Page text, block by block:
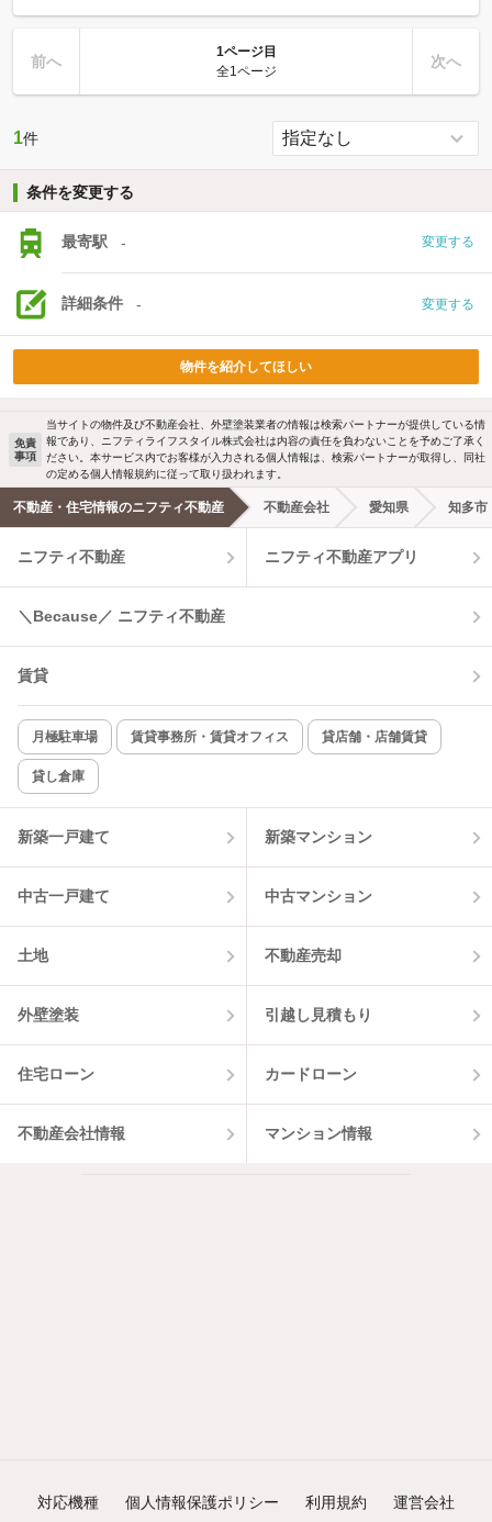
前へ
1ページ目
全1ページ
次へ
1件
条件を変更する
最寄駅 - 変更する
詳細条件 - 変更する
物件を紹介してほしい
免責
事項
当サイトの物件及び不動産会社、外壁塗装業者の情報は検索パートナーが提供している情
報であり、ニフティライフスタイル株式会社は内容の責任を負わないことを予めご了承く
ださい。本サービス内でお客様が入力される個人情報は、検索パートナーが取得し、同社
の定める個人情報規約に従って取り扱われます。
不動産・住宅情報のニフティ不動産 不動産会社 愛知県 知多市
ニフティ不動産 ニフティ不動産アプリ
＼Because／ ニフティ不動産
賃貸
月極駐車場 賃貸事務所・賃貸オフィス 貸店舗・店舗賃貸
貸し倉庫
新築一戸建て 新築マンション
中古一戸建て 中古マンション
土地 不動産売却
外壁塗装 引越し見積もり
住宅ローン カードローン
不動産会社情報 マンション情報
対応機種 個人情報保護ポリシー 利用規約 運営会社